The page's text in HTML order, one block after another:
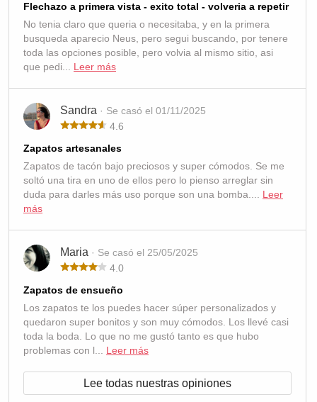
Flechazo a primera vista - exito total - volveria a repetir
No tenia claro que queria o necesitaba, y en la primera
busqueda aparecio Neus, pero segui buscando, por tenere
toda las opciones posible, pero volvia al mismo sitio, asi
que pedi... Leer más
Sandra · Se casó el 01/11/2025
4.6
Zapatos artesanales
Zapatos de tacón bajo preciosos y super cómodos. Se me
soltó una tira en uno de ellos pero lo pienso arreglar sin
duda para darles más uso porque son una bomba.... Leer
más
Maria · Se casó el 25/05/2025
4.0
Zapatos de ensueño
Los zapatos te los puedes hacer súper personalizados y
quedaron super bonitos y son muy cómodos. Los llevé casi
toda la boda. Lo que no me gustó tanto es que hubo
problemas con l... Leer más
Lee todas nuestras opiniones